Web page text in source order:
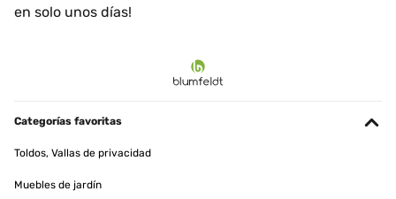
en solo unos días!
Categorías favoritas
Toldos, Vallas de privacidad
Muebles de jardín